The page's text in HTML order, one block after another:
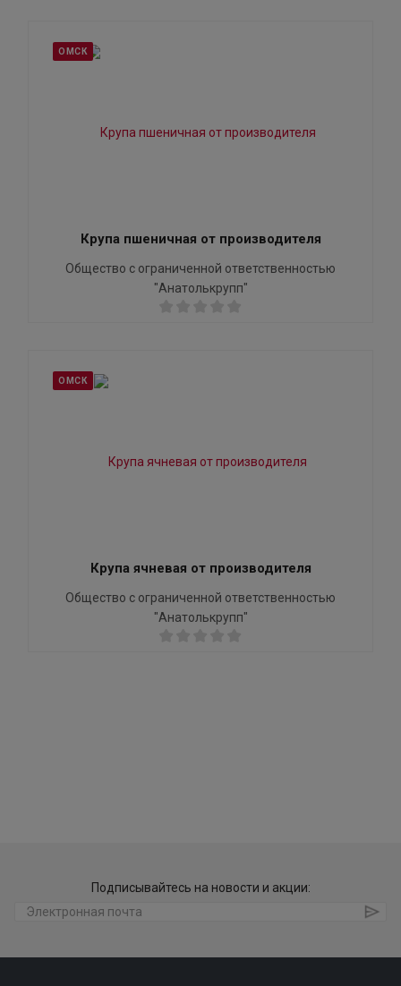
ОМСК
Крупа пшеничная от производителя
Общество с ограниченной ответственностью
"Анатолькрупп"
ОМСК
Крупа ячневая от производителя
Общество с ограниченной ответственностью
"Анатолькрупп"
Подписывайтесь на новости и акции: